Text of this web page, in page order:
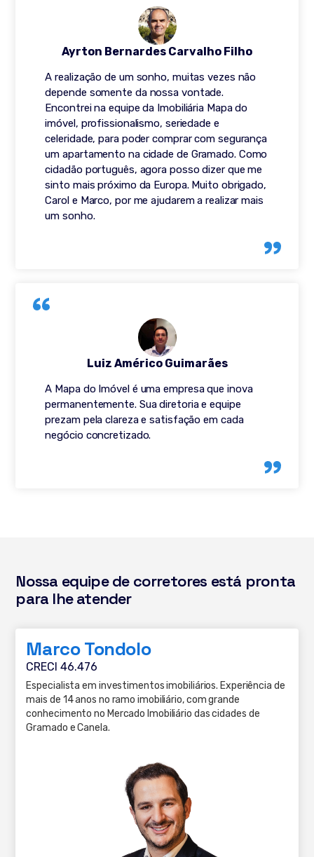
A realização de um sonho, muitas vezes não
depende somente da nossa vontade.
Encontrei na equipe da Imobiliária Mapa do
imóvel, profissionalismo, seriedade e
celeridade, para poder comprar com segurança
um apartamento na cidade de Gramado. Como
cidadão português, agora posso dizer que me
sinto mais próximo da Europa. Muito obrigado,
Carol e Marco, por me ajudarem a realizar mais
um sonho.
Ayrton Bernardes Carvalho Filho
A Mapa do Imóvel é uma empresa que inova
permanentemente. Sua diretoria e equipe
prezam pela clareza e satisfação em cada
negócio concretizado.
Luiz Américo Guimarães
Nossa equipe de corretores está pronta
para lhe atender
Marco Tondolo
CRECI 46.476
Especialista em investimentos imobiliários. Experiência de
mais de 14 anos no ramo imobiliário, com grande
conhecimento no Mercado Imobiliário das cidades de
Gramado e Canela.